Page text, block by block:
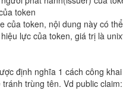
token
của token, nội dung này có
lực của token, giá trị là
định nghĩa 1 cách công
tránh trùng tên. Vd public